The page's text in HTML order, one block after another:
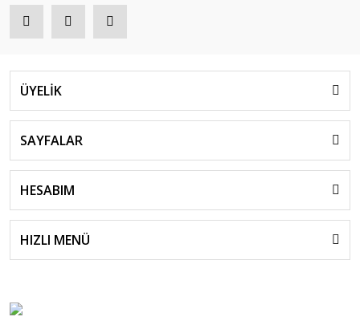
ÜYELİK
SAYFALAR
HESABIM
HIZLI MENÜ